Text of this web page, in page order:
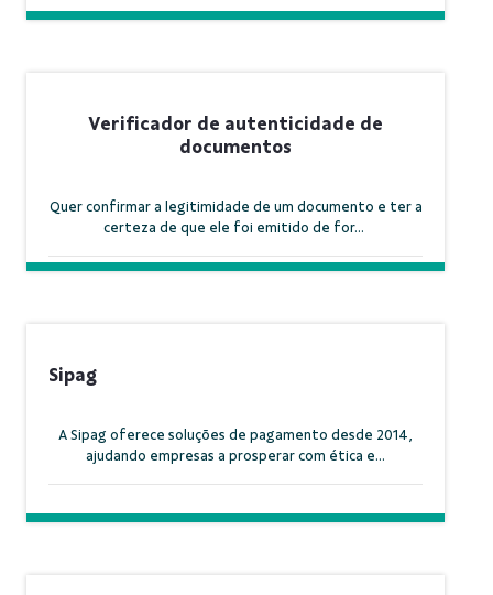
Verificador de autenticidade de
documentos
Quer confirmar a legitimidade de um documento e ter a
certeza de que ele foi emitido de for...
Sipag
A Sipag oferece soluções de pagamento desde 2014,
ajudando empresas a prosperar com ética e...